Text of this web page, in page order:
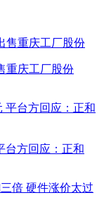
重庆工厂股份
台方回应：正和